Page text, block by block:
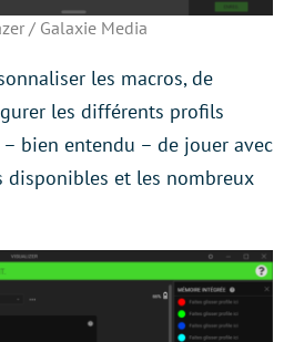
/ Galaxie Media
les macros, de
les différents profils
bien entendu – de jouer avec
et les nombreux